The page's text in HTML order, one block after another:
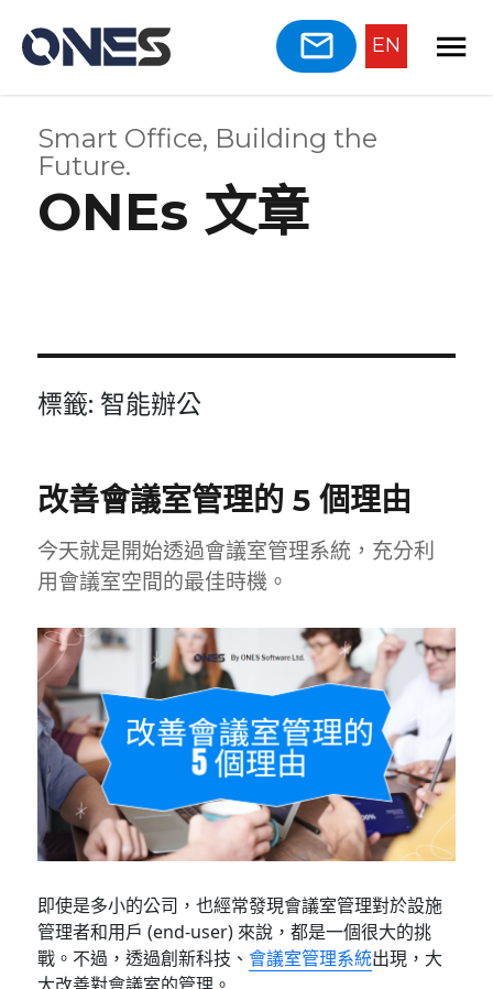
EN
Smart Office, Building the
Future.
ONEs 文章
標籤: 智能辦公
改善會議室管理的 5 個理由
今天就是開始透過會議室管理系統，充分利
用會議室空間的最佳時機。
即使是多小的公司，也經常發現會議室管理對於設施
管理者和用戶 (end-user) 來說，都是一個很大的挑
戰。不過，透過創新科技、會議室管理系統出現，大